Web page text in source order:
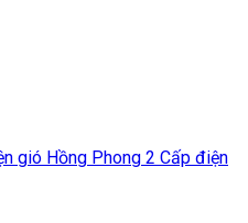
gió Hồng Phong 2 Cấp điện